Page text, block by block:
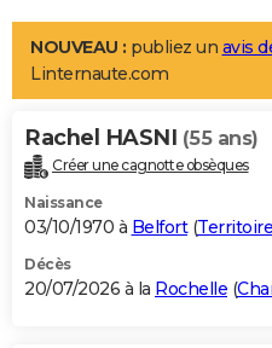
LIFESTYLE
Art de vivre
Bien-être
Loisirs
Mode
Modes de vie
Alimentation
Guide de la santé
Maladies
Médicaments
Sommeil
VOYAGE
Destinations
City break
Voyage nature
Voyage de noces
Forum
Climat
+PHOTO
GUIDES D'ACHAT
BONS PLANS
NOUVEAU : publiez un avis
Linternaute.com
Rachel HASNI (55 ans)
Créer une cagnotte obsèques
Naissance
03/10/1970 à Belfort(
Décès
20/07/2026 à la Rochelle (